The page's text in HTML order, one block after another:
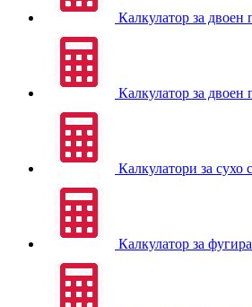
Калкулатор за двоен
Калкулатор за двоен
Калкулатори за сухо
Калкулатор за